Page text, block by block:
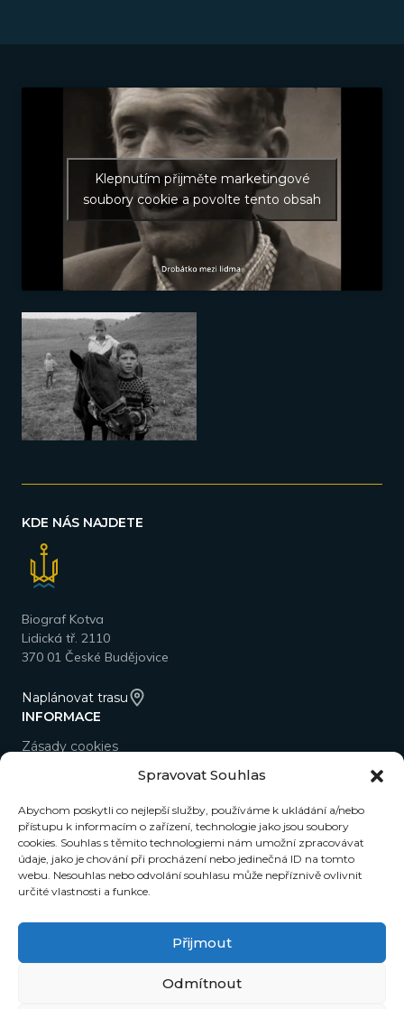
Spravovat Souhlas
Abychom poskytli co nejlepší služby, používáme k ukládání a/nebo
přístupu k informacím o zařízení, technologie jako jsou soubory
cookies. Souhlas s těmito technologiemi nám umožní zpracovávat
údaje, jako je chování při procházení nebo jedinečná ID na tomto
webu. Nesouhlas nebo odvolání souhlasu může nepříznivě ovlivnit
určité vlastnosti a funkce.
Přijmout
Odmítnout
Klepnutím přijměte marketingové
soubory cookie a povolte tento obsah
KDE NÁS NAJDETE
Biograf Kotva
Lidická tř. 2110
370 01 České Budějovice
Naplánovat trasu
INFORMACE
Zásady cookies
Po–So 9.00–22.00
Ne 15.00–22.00
NEWSLETTER
zasílat novinky přímo na e-mail.